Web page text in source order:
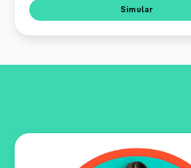
Simular